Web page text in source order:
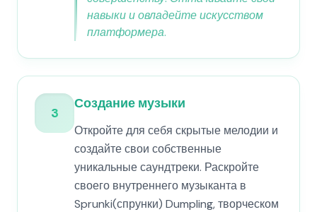
навыки и овладейте искусством
платформера.
3
Создание музыки
Откройте для себя скрытые мелодии и
создайте свои собственные
уникальные саундтреки. Раскройте
своего внутреннего музыканта в
Sprunki(спрунки) Dumpling, творческом